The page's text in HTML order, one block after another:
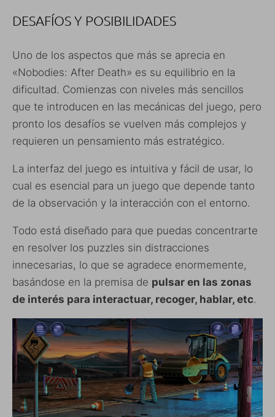
DESAFÍOS Y POSIBILIDADES
Uno de los aspectos que más se aprecia en
«Nobodies: After Death» es su equilibrio en la
dificultad. Comienzas con niveles más sencillos
que te introducen en las mecánicas del juego, pero
pronto los desafíos se vuelven más complejos y
requieren un pensamiento más estratégico.
La interfaz del juego es intuitiva y fácil de usar, lo
cual es esencial para un juego que depende tanto
de la observación y la interacción con el entorno.
Todo está diseñado para que puedas concentrarte
en resolver los puzzles sin distracciones
innecesarias, lo que se agradece enormemente,
basándose en la premisa de pulsar en las zonas
de interés para interactuar, recoger, hablar, etc.